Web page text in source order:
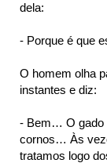
dela:
- Porque é que
O homem olha
instantes e diz:
- Bem… O gado
cornos… Às
tratamos logo